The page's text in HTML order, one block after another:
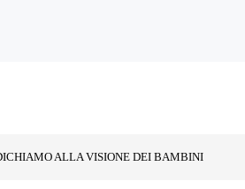
ALLA VISIONE DEI BAMBINI